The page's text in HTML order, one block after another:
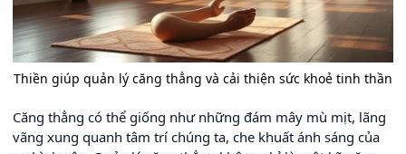
Thiền giúp quản lý căng thẳng và cải thiện sức khoẻ tinh thần
Căng thẳng có thể giống như những đám mây mù mịt, lãng
vãng xung quanh tâm trí chúng ta, che khuất ánh sáng của